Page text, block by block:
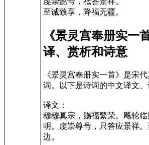
至诚致享，降福无疆。
《景灵宫奉册实一
译、赏析和诗意
《景灵宫奉册实一首》是宋
词。以下是诗词的中文译文、
译文：
穆穆真宗，赐福繁荣。飚轮
明。虔崇尊号，只答应景祥
边。